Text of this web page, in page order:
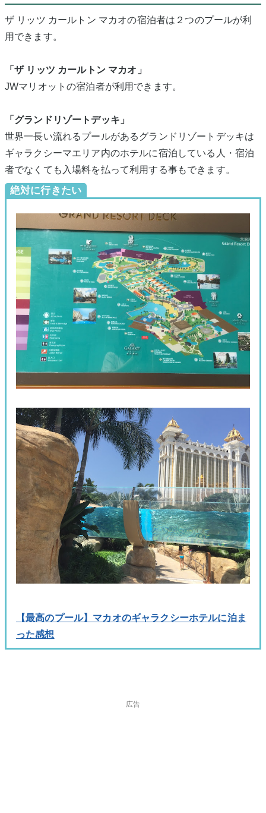
ザ リッツ カールトン マカオの宿泊者は２つのプールが利
用できます。
「ザ リッツ カールトン マカオ」
JWマリオットの宿泊者が利用できます。
「グランドリゾートデッキ」
世界一長い流れるプールがあるグランドリゾートデッキは
ギャラクシーマエリア内のホテルに宿泊している人・宿泊
者でなくても入場料を払って利用する事もできます。
絶対に行きたい
【最高のプール】マカオのギャラクシーホテルに泊ま
った感想
広告